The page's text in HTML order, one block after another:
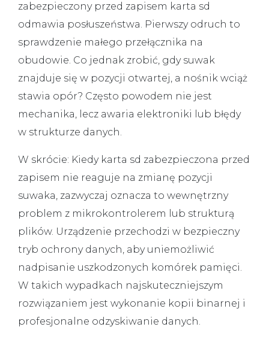
zabezpieczony przed zapisem karta sd
odmawia posłuszeństwa. Pierwszy odruch to
sprawdzenie małego przełącznika na
obudowie. Co jednak zrobić, gdy suwak
znajduje się w pozycji otwartej, a nośnik wciąż
stawia opór? Często powodem nie jest
mechanika, lecz awaria elektroniki lub błędy
w strukturze danych.
W skrócie: Kiedy karta sd zabezpieczona przed
zapisem nie reaguje na zmianę pozycji
suwaka, zazwyczaj oznacza to wewnętrzny
problem z mikrokontrolerem lub strukturą
plików. Urządzenie przechodzi w bezpieczny
tryb ochrony danych, aby uniemożliwić
nadpisanie uszkodzonych komórek pamięci.
W takich wypadkach najskuteczniejszym
rozwiązaniem jest wykonanie kopii binarnej i
profesjonalne odzyskiwanie danych.